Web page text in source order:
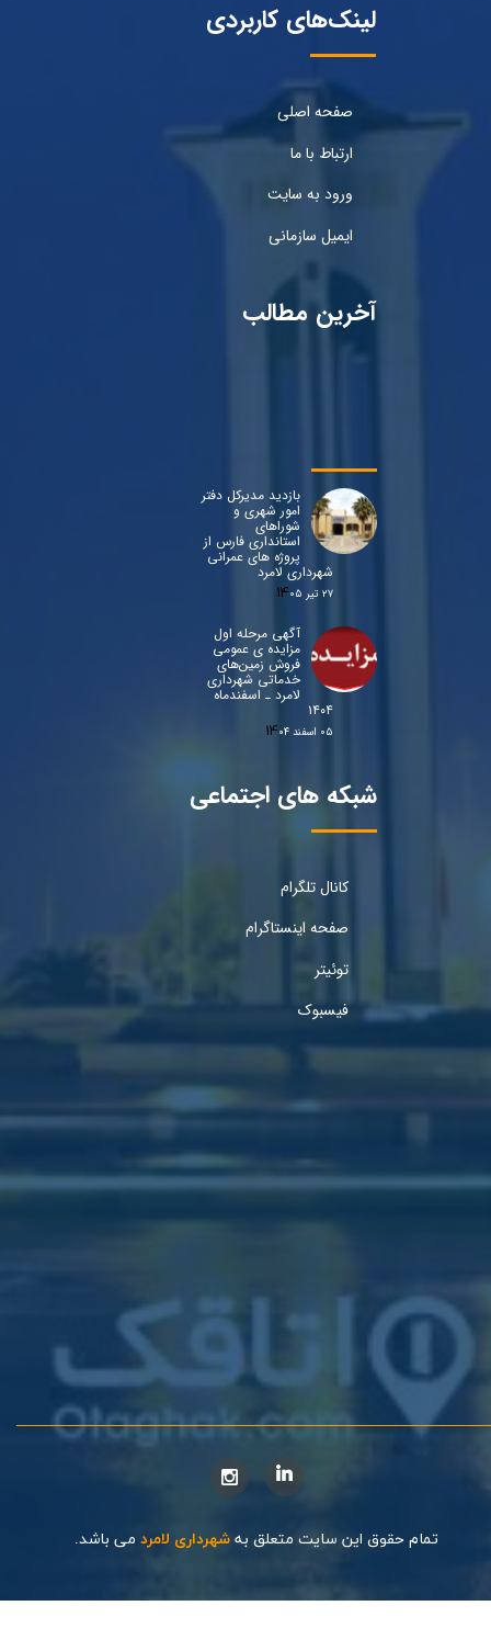
لینک‌های کاربردی
صفحه اصلی
ارتباط با ما
ورود به سایت
ایمیل سازمانی
آخرین مطالب
بازدید مدیرکل دفتر
امور شهری و
شوراهای
استانداری فارس از
پروژه های عمرانی
شهرداری لامرد
۲۷ تیر ۰۵
آگهی مرحله اول
مزایده ی عمومی
فروش زمین‌های
خدماتی شهرداری
لامرد ـ اسفندماه
۱۴۰۴
۰۵ اسفند ۰۴
شبکه های اجتماعی
کانال تلگرام
صفحه اینستاگرام
توئیتر
فیسبوک
تمام حقوق این سایت متعلق به شهرداری لامرد می باشد.